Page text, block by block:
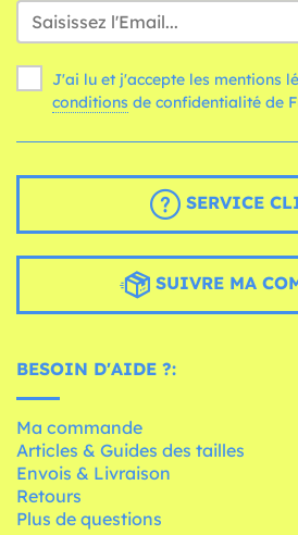
J'ai lu et j'accepte les mentions
conditions de confidentialité de
SERVICE
SUIVRE MA
BESOIN D'AIDE ?:
Ma commande
Articles & Guides des tailles
Envois & Livraison
Retours
Plus de questions